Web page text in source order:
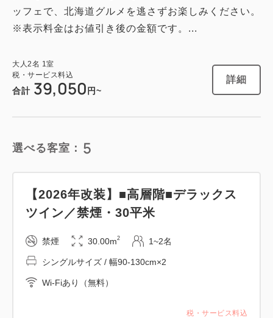
ッフェで、北海道グルメを逃さずお楽しみください。
※表示料金はお値引き後の金額です。...
大人 2名 1 室
税・サービス料込
合計 39,050 円~
詳細
選べる客室： 5
税・サービス料込
【2026年改装】■高層階■デラックス
ツイン／禁煙・30平米
禁煙 30.00m2 1~2名
シングルサイズ / 幅90-130cm×2
Wi-Fiあり（無料）